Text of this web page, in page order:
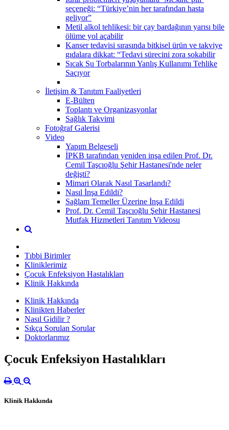
seçeneği: “Türkiye’nin her tarafından hasta
geliyor”
Metil alkol tehlikesi: bir çay bardağının yarısı bile
ölüme yol açabilir
Kanser tedavisi sırasında bitkisel ürün ve takviye
gıdalara dikkat: “Tedavi sürecini zora sokabilir
Sıcak Su Torbalarının Yanlış Kullanımı Tehlike
Saçıyor
İletişim & Tanıtım Faaliyetleri
E-Bülten
Toplantı ve Organizasyonlar
Sağlık Takvimi
Fotoğraf Galerisi
Video
Yapım Belgeseli
İPKB tarafından yeniden inşa edilen Prof. Dr.
Cemil Taşcıoğlu Şehir Hastanesi'nde neler
değişti?
Mimari Olarak Nasıl Tasarlandı?
Nasıl İnşa Edildi?
Sağlam Temeller Üzerine İnşa Edildi
Prof. Dr. Cemil Taşcıoğlu Şehir Hastanesi
Mutfak Hizmetleri Tanıtım Videosu
Tıbbi Birimler
Kliniklerimiz
Çocuk Enfeksiyon Hastalıkları
Klinik Hakkında
Klinik Hakkında
Klinikten Haberler
Nasıl Gidilir ?
Sıkça Sorulan Sorular
Doktorlarımız
Çocuk Enfeksiyon Hastalıkları
Klinik Hakkında